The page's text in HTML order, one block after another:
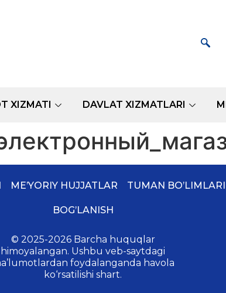
XIZMATI DAVLAT XIZMATLARI
ME’YORIY HUJJATLAR TUMAN BO’LIMLARI
BOG’LANISH
© 2025-2026 Barcha huquqlar
himoyalangan. Ushbu veb-saytdagi
foydalanganda havola
ko‘rsatilishi shart.